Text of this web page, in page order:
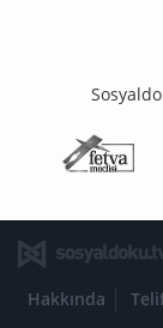
Hakkında